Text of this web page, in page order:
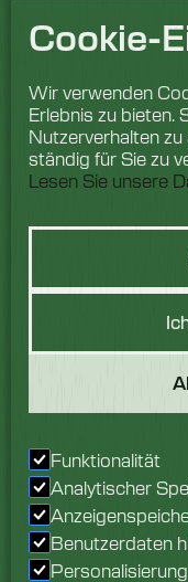
Cookie-
Wir verwenden
Erlebnis zu bieten.
Nutzerverhalten
ständig für Sie zu
Lesen Sie unsere
Funktionalität
Analytischer
Benutzerdaten
Hast
von Ihnen zu
heute mit
Team.
Erkundigen